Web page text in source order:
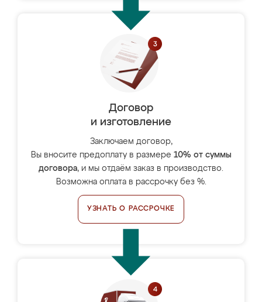
Договор
и изготовление
Заключаем договор,
Вы вносите предоплату в размере 10% от суммы
договора, и мы отдаём заказ в производство.
Возможна оплата в рассрочку без %.
УЗНАТЬ О РАССРОЧКЕ